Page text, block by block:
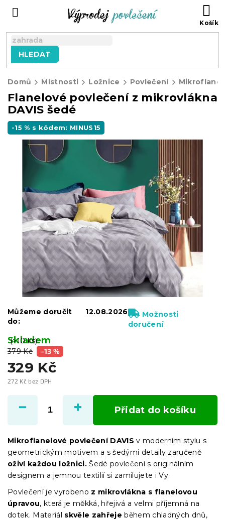
HLEDAT
Domů Místnosti Ložnice Povlečení
Flanelové povlečení z mikrovlákna
DAVIS šedé
-15 % s kódem: MINUS15
379 Kč –13 %
329 Kč
272 Kč bez DPH
cena:
Skladem
(>10 ks)
Můžeme doručit
do:
12.08.2026
Možnosti
doručení
Přidat do košíku
Mikroflanelové povlečení DAVIS v moderním stylu s
geometrickým motivem a s šedými detaily zaručeně
oživí každou ložnici. Šedé povlečení s originálním
designem a jemnou textilií si zamilujete i Vy.
Povlečení je vyrobeno z mikrovlákna s flanelovou
úpravou, která je měkká, hřejivá a velmi příjemná na
dotek. Materiál skvěle zahřeje během chladných dnů,